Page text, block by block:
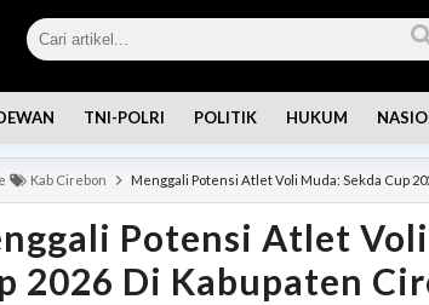
TNI-POLRI POLITIK HUKUM
Kab Cirebon Menggali Potensi Atlet Voli Muda: Sekda Cup
Potensi Atlet
2026 Di Kabupaten